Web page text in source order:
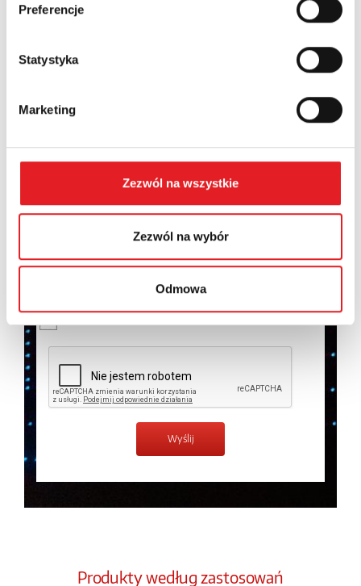
Preferencje
Statystyka
Marketing
Zezwól na wszystkie
Zezwól na wybór
Odmowa
Województwo:
Treść: *
Wyrażam zgodę na przetwarzanie moich danych
temat przetwarzania danych osobowych wPolityce
Produkty według zastosowań